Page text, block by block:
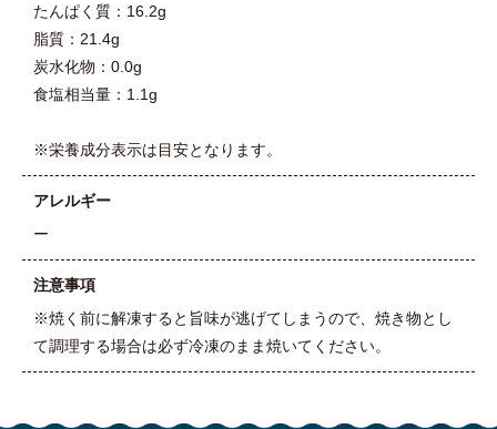
たんぱく質：16.2g
脂質：21.4g
炭水化物：0.0g
食塩相当量：1.1g
※栄養成分表示は目安となります。
アレルギー
ー
注意事項
※焼く前に解凍すると旨味が逃げてしまうので、焼き物とし
て調理する場合は必ず冷凍のまま焼いてください。